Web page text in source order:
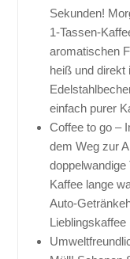
Sekunden!
1-Tassen-
aromatischen
heiß und direkt
einfach purer
Coffee to go –
dem Weg zur
Kaffee lange
Auto-
Lieblingskaffee